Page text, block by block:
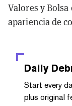
Valores y
apariencia de
Daily
Start every
plus original